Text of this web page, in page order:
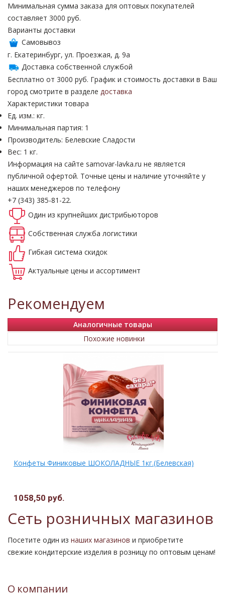
Минимальная сумма заказа для оптовых покупателей
составляет 3000 руб.
Варианты доставки
Самовывоз
г. Екатеринбург, ул. Проезжая, д. 9а
Доставка собственной службой
Бесплатно от 3000 руб. График и стоимость доставки в Ваш
город смотрите в разделе доставка
Характеристики товара
Ед. изм.: кг.
Минимальная партия: 1
Производитель: Белевские Сладости
Вес: 1 кг.
Информация на сайте samovar-lavka.ru не является
публичной офертой. Точные цены и наличие уточняйте у
наших менеджеров по телефону
+7 (343) 385-81-22.
Один из крупнейших дистрибьюторов
Собственная служба логистики
Гибкая система скидок
Актуальные цены и ассортимент
Рекомендуем
Аналогичные товары
Похожие новинки
Конфеты Финиковые ШОКОЛАДНЫЕ 1кг.(Белевская)
1058,50 руб.
Сеть розничных магазинов
Посетите один из наших магазинов и приобретите
свежие кондитерские изделия в розницу по оптовым ценам!
О компании